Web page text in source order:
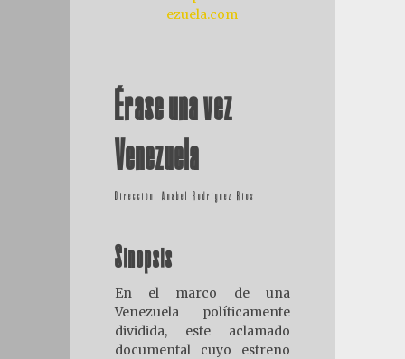
ezuela.com
Érase una vez
Venezuela
Dirección: Anabel Rodríguez Ríos
Sinopsis
En el marco de una
Venezuela políticamente
dividida, este aclamado
documental cuyo estreno